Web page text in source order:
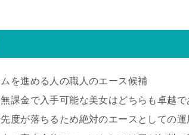
を進める人の職人のエース候補
課金で入手可能な美女はどちらも卓越
度が落ちるため絶対のエースとしての